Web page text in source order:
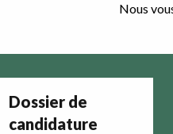
Nous
Dossier de
candidature